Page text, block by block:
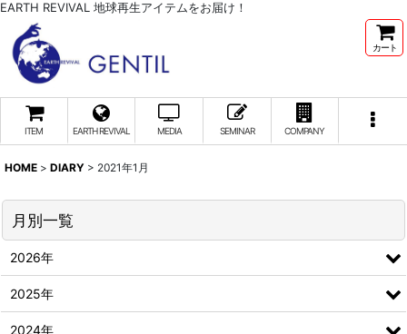
EARTH REVIVAL 地球再生アイテムをお届け！
カート
ITEM EARTH REVIVAL MEDIA SEMINAR COMPANY
HOME > DIARY > 2021年1月
月別一覧
2026年
2025年
2024年